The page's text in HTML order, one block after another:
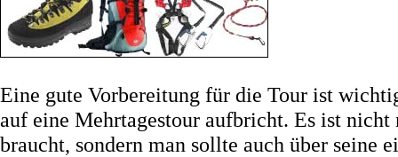
Eine gute Vorbereitung für die Tour ist
auf eine Mehrtagestour aufbricht. Es ist
braucht, sondern man sollte auch über seine